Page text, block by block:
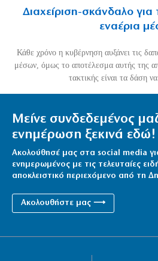
Διαχείριση-σκάνδαλο
εναέρια
Κάθε χρόνο η κυβέρνηση αυξάνει τις
μέσων, όμως το αποτέλεσμα αυτής της
τακτικής είναι τα δάση να
Μείνε συνδεδεμένος
ενημέρωση ξεκινά εδώ!
Ακολούθησέ μας στα social media
ενημερωμένος με τις τελευταίες
αποκλειστικό περιεχόμενο από τη
Ακολουθήστε μας ⟶